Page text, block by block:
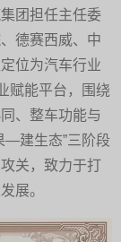
团担任主任委
德赛西威、中
位为汽车行业
赋能平台，围绕
、整车功能与
—建生态”三阶段
关，致力于打
展。